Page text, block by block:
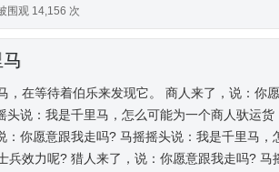
围观 14,156 次
，在等待着伯乐来发现它。 商人来了，说：你愿
头说：我是千里马，怎么可能为一个商人驮运货
：你愿意跟我走吗? 马摇摇头说：我是千里马，
兵效力呢? 猎人来了，说：你愿意跟我走吗? 马